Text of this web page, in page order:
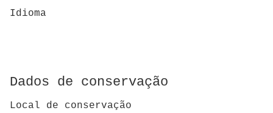
Idioma
Dados de conservação
Local de conservação